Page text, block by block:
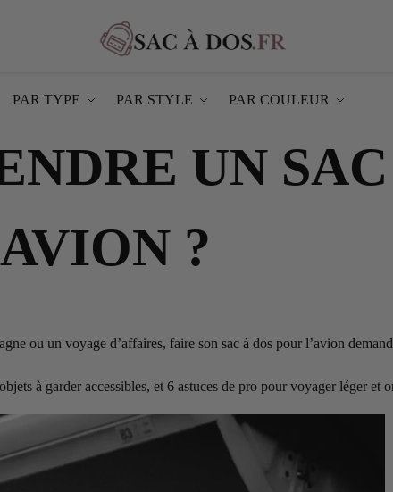
PAR TYPE PAR STYLE PAR COULEUR
UN
?
ou un voyage d’affaires, faire son sac à dos pour l’avion
à garder accessibles, et 6 astuces de pro pour voyager léger et